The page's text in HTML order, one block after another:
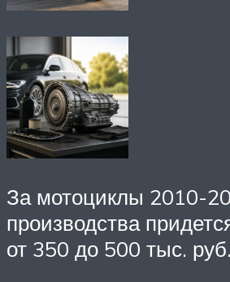
За мотоциклы 2010-
производства
от 350 до 500 тыс. руб.